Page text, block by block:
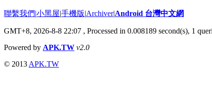
聯繫我們|小黑屋|手機版|Archiver|Android 台灣中文網
GMT+8, 2026-8-8 22:07 , Processed in 0.008189 second(s), 1
Powered by APK.TW v2.0
© 2013 APK.TW